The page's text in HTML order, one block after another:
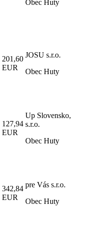
Obec Huty
201,60
EUR
JOSU s.r.o.
Obec Huty
127,94
EUR
Up Slovensko,
s.r.o.
Obec Huty
342,84
EUR
pre Vás s.r.o.
Obec Huty